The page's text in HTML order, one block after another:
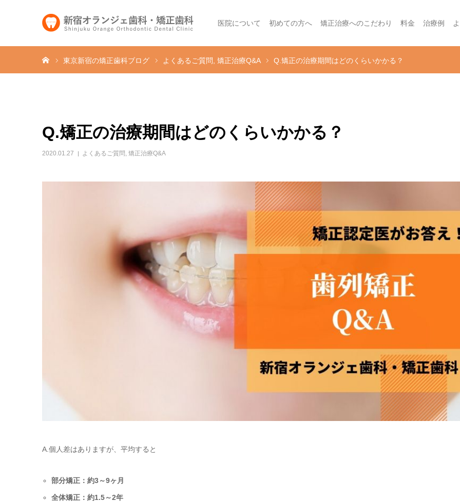
医院について 初めての方へ 矯正治療へのこだわり 料金 治療例
東京新宿の矯正歯科ブログ よくあるご質問 矯正治療Q&A Q.矯正の治療期間はどのくらいかかる？
Q.矯正の治療期間はどのくらいかかる？
2020.01.27 よくあるご質問 , 矯正治療Q&A
A.個人差はありますが、平均すると
部分矯正：約3～9ヶ月
全体矯正：約1.5～2年